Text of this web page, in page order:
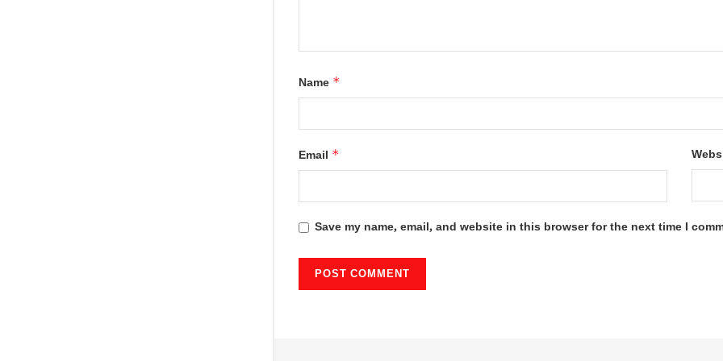
Name *
Email *
Save my name, email, and website in this browser for the next time I